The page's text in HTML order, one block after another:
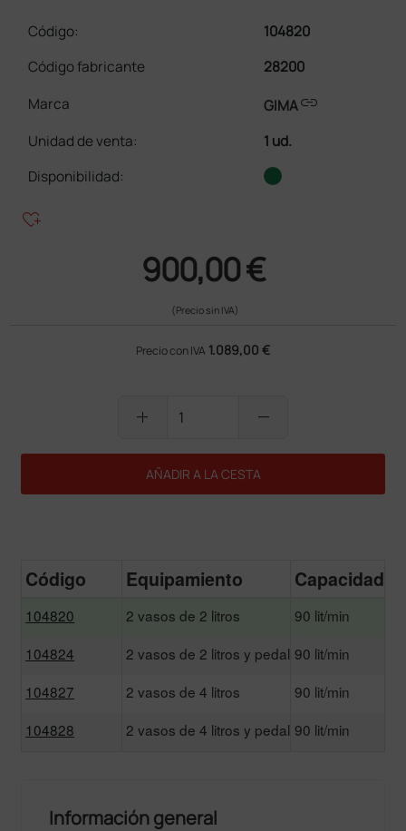
Código:
104820
Código fabricante
28200
Marca
GIMAlink
Unidad de venta:
1 ud.
Disponibilidad:
heart_plus
900,00 €
(Precio sin IVA)
Precio con IVA 1.089,00 €
add remove
AÑADIR A LA CESTA
Código Equipamiento Capacidad
104820 2 vasos de 2 litros
90 lit/min
104824
2 vasos de 2 litros y pedal 90 lit/min
104827
2 vasos de 4 litros
90 lit/min
104828
2 vasos de 4 litros y pedal 90 lit/min
Información general